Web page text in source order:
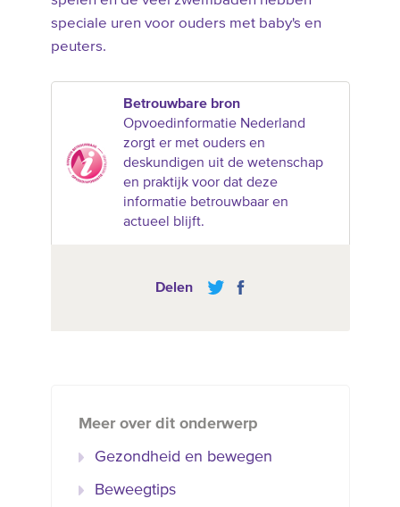
speciale uren voor ouders met baby's en
peuters.
Betrouwbare bron
Opvoedinformatie Nederland
zorgt er met ouders en
deskundigen uit de wetenschap
en praktijk voor dat deze
informatie betrouwbaar en
actueel blijft.
Delen
Meer over dit onderwerp
Gezondheid en bewegen
Beweegtips